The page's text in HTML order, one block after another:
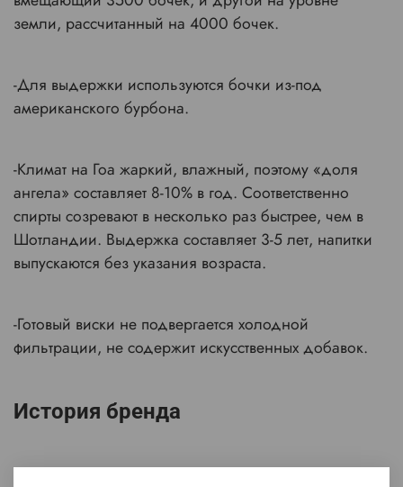
земли, рассчитанный на 4000 бочек.
-Для выдержки используются бочки из-под
американского бурбона.
-Климат на Гоа жаркий, влажный, поэтому «доля
ангела» составляет 8-10% в год. Соответственно
спирты созревают в несколько раз быстрее, чем в
Шотландии. Выдержка составляет 3-5 лет, напитки
выпускаются без указания возраста.
-Готовый виски не подвергается холодной
фильтрации, не содержит искусственных добавок.
История бренда